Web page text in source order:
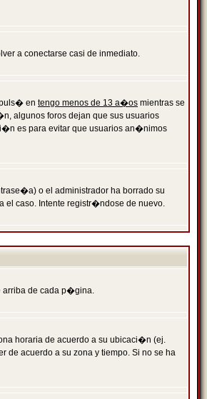
a conectarse casi de inmediato.
en tengo menos de 13 a�os mientras se
algunos foros dejan que sus usuarios
es para evitar que usuarios an�nimos
o el administrador ha borrado su
el caso. Intente registr�ndose de nuevo.
arriba de cada p�gina.
horaria de acuerdo a su ubicaci�n (ej.
de acuerdo a su zona y tiempo. Si no se ha